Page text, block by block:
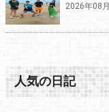
2026年08
人気の日記